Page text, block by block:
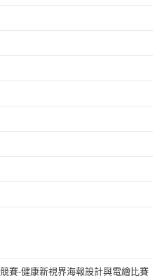
賽-健康新視界海報設計與電繪比賽